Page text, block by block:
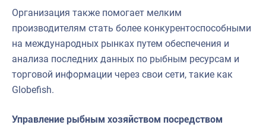
Организация также помогает мелким
производителям стать более конкурентоспособными
на международных рынках путем обеспечения и
анализа последних данных по рыбным ресурсам и
торговой информации через свои сети, такие как
Globefish.
Управление рыбным хозяйством посредством